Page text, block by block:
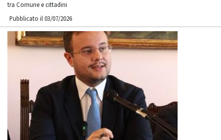
tra Comune e cittadini
Pubblicato il 03/07/2026